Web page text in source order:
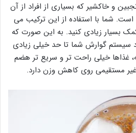
و خاکشیر که بسیاری از افراد از آن
است. شما با استفاده از این ترکیب می
بسیار زیادی کنید. به این صورت که
سیستم گوارش شما تا حد خیلی زیادی
غذاها خیلی راحت تر و سریع تر هضم
مستقیمی روی کاهش وزن دارد.